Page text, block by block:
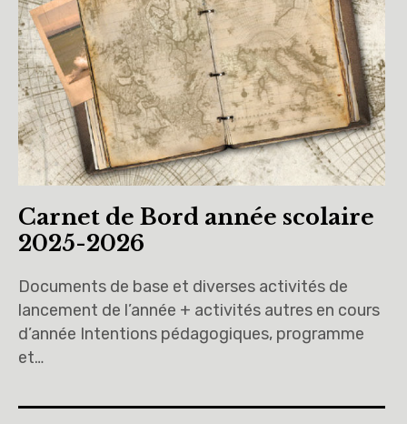
Vous avez dit UAA ?
UAA0
UAA1
UAA2
UAA3
UAA4
UAA6
Éducation à la philosophie et à la citoyenneté
Carnet de Bord année scolaire
2025-2026
Documents de base et diverses activités de
lancement de l’année + activités autres en cours
d’année Intentions pédagogiques, programme
et…